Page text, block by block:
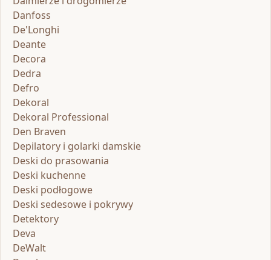
Danfoss
De'Longhi
Deante
Decora
Dedra
Defro
Dekoral
Dekoral Professional
Den Braven
Depilatory i golarki damskie
Deski do prasowania
Deski kuchenne
Deski podłogowe
Deski sedesowe i pokrywy
Detektory
Deva
DeWalt